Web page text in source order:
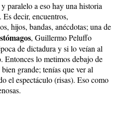
paralelo a eso hay una historia
. Es decir, encuentros,
hijos, bandas, anécdotas; una de
, Guillermo Peluffo
de dictadura y si lo veían al
Entonces lo metimos debajo de
grande; tenías que ver al
el espectáculo (risas). Eso como